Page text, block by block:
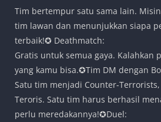
Tim bertempur satu sama lain.
tim lawan dan menunjukkan siapa
terbaik!✪ Deathmatch:
Gratis untuk semua gaya. Kalahkan
yang kamu bisa.✪Tim DM dengan
Satu tim menjadi Counter-
Teroris. Satu tim harus berhasil
perlu meredakannya!✪Duel: